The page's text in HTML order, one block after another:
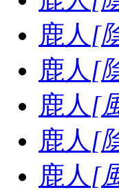
鹿人 [
鹿人 [
鹿人 [
鹿人 [
鹿人 [